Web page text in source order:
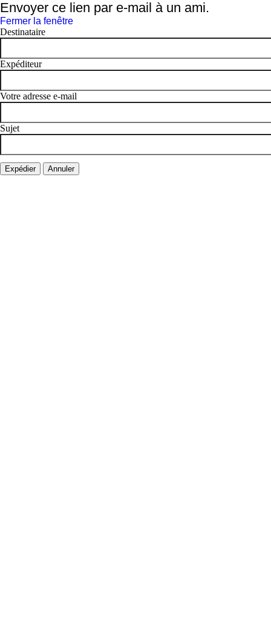
Envoyer ce lien par e-mail à un ami.
Fermer la fenêtre
Destinataire
Expéditeur
Votre adresse e-mail
Sujet
Expédier Annuler